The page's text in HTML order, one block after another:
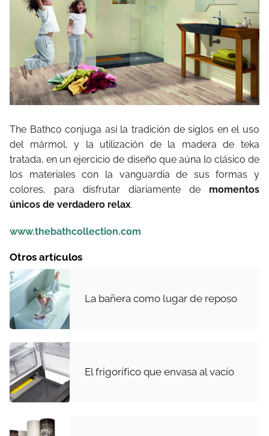
The Bathco conjuga así la tradición de siglos en el uso
del mármol, y la utilización de la madera de teka
tratada, en un ejercicio de diseño que aúna lo clásico de
los materiales con la vanguardia de sus formas y
colores, para disfrutar diariamente de momentos
únicos de verdadero relax.
www.thebathcollection.com
Otros artículos
La bañera como lugar de reposo
El frigorífico que envasa al vacío